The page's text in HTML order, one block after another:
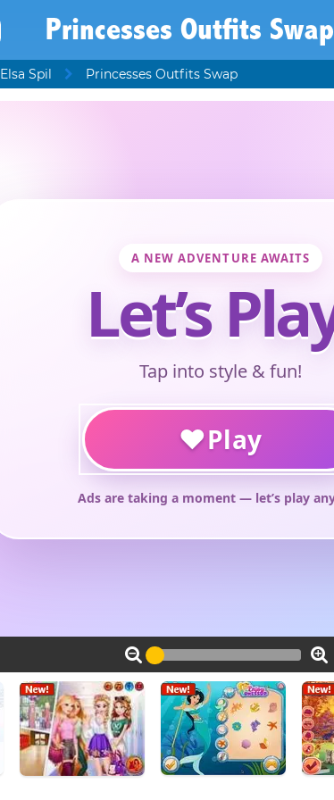
Princesses Outfits Swap
Elsa Spil Princesses Outfits Swap